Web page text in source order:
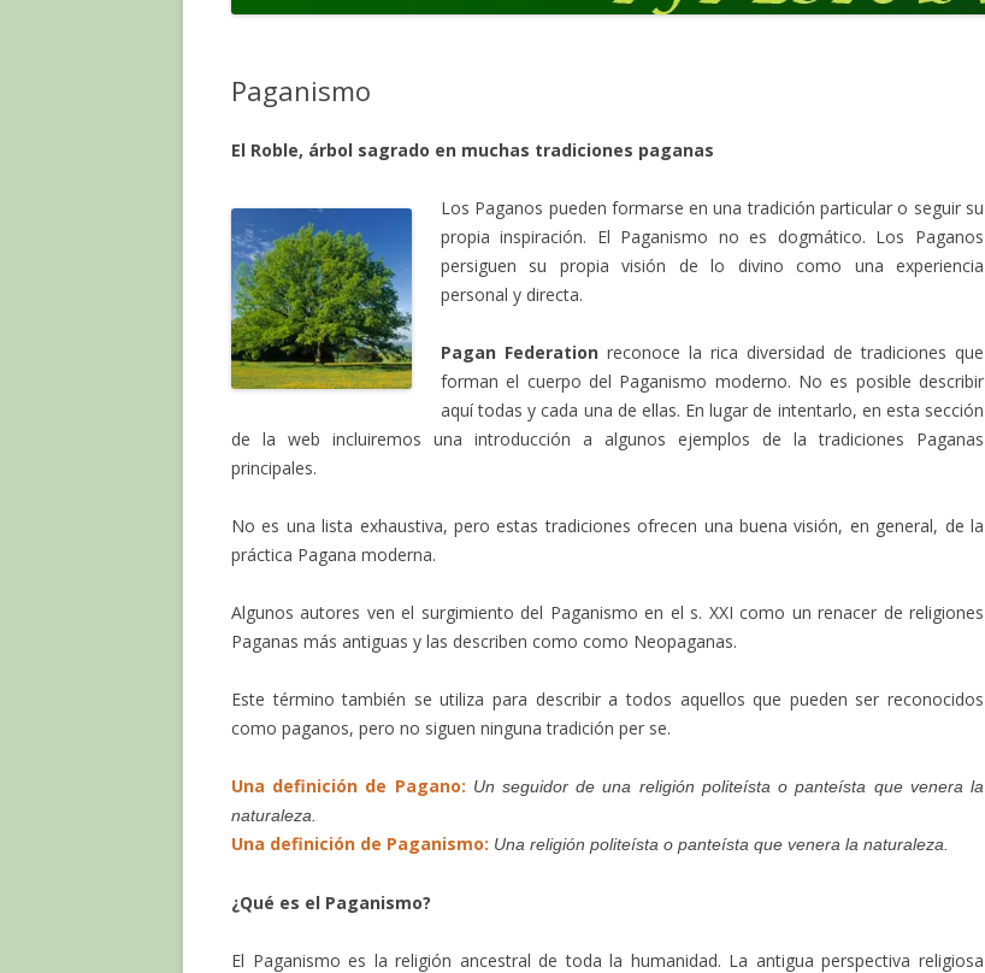
Paganismo
El Roble, árbol sagrado en muchas tradiciones paganas
Los Paganos pueden formarse en una tradición particular o seguir su
propia inspiración. El Paganismo no es dogmático. Los Paganos
persiguen su propia visión de lo divino como una experiencia
personal y directa.
Pagan Federation reconoce la rica diversidad de tradiciones que
forman el cuerpo del Paganismo moderno. No es posible describir
aquí todas y cada una de ellas. En lugar de intentarlo, en esta sección
de la web incluiremos una introducción a algunos ejemplos de la tradiciones Paganas
principales.
No es una lista exhaustiva, pero estas tradiciones ofrecen una buena visión, en general, de la
práctica Pagana moderna.
Algunos autores ven el surgimiento del Paganismo en el s. XXI como un renacer de religiones
Paganas más antiguas y las describen como como Neopaganas.
Este término también se utiliza para describir a todos aquellos que pueden ser reconocidos
como paganos, pero no siguen ninguna tradición per se.
Una definición de Pagano: Un seguidor de una religión politeísta o panteísta que venera la
naturaleza.
Una definición de Paganismo: Una religión politeísta o panteísta que venera la naturaleza.
¿Qué es el Paganismo?
El Paganismo es la religión ancestral de toda la humanidad. La antigua perspectiva religiosa